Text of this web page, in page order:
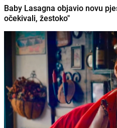
Baby Lasagna objavio novu
očekivali, žestoko"